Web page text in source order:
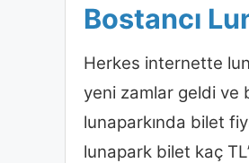
Bostancı
Herkes internette
yeni zamlar geldi ve
lunaparkında bilet
lunapark bilet kaç